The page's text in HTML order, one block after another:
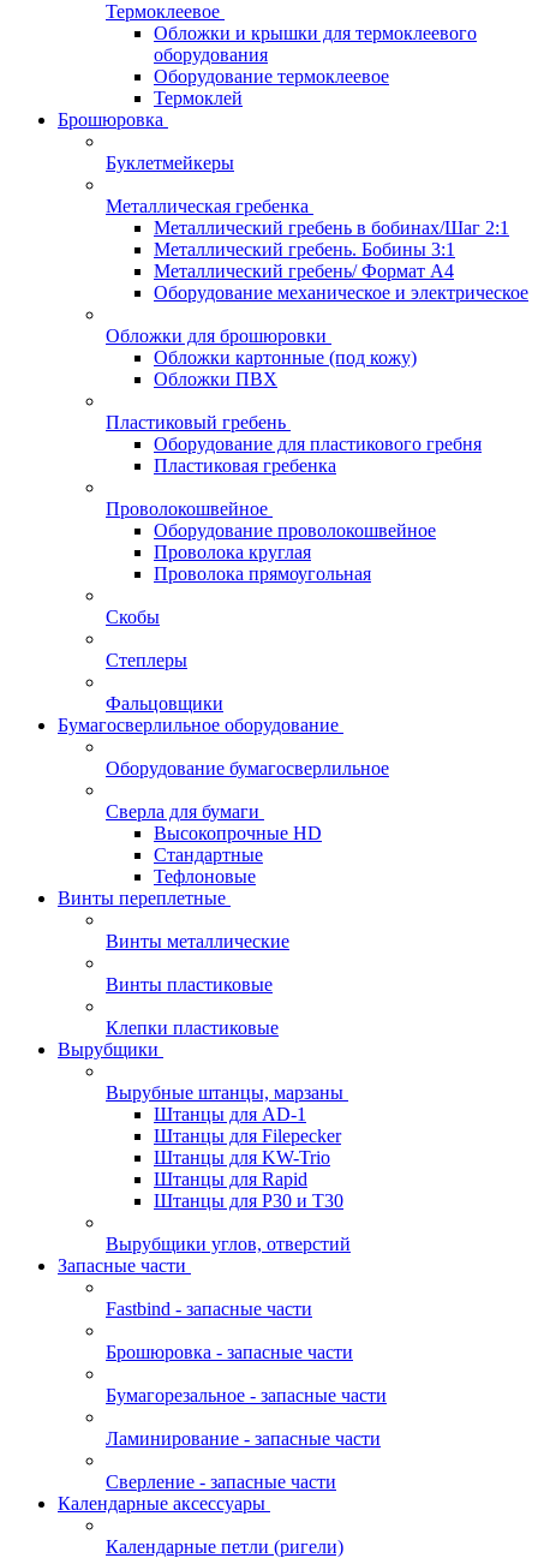
Термоклеевое
Обложки и крышки для термоклеевого
оборудования
Оборудование термоклеевое
Термоклей
Брошюровка
Буклетмейкеры
Металлическая гребенка
Металлический гребень в бобинах/Шаг 2:1
Металлический гребень. Бобины 3:1
Металлический гребень/ Формат А4
Оборудование механическое и электрическое
Обложки для брошюровки
Обложки картонные (под кожу)
Обложки ПВХ
Пластиковый гребень
Оборудование для пластикового гребня
Пластиковая гребенка
Проволокошвейное
Оборудование проволокошвейное
Проволока круглая
Проволока прямоугольная
Скобы
Степлеры
Фальцовщики
Бумагосверлильное оборудование
Оборудование бумагосверлильное
Сверла для бумаги
Высокопрочные HD
Стандартные
Тефлоновые
Винты переплетные
Винты металлические
Винты пластиковые
Клепки пластиковые
Вырубщики
Вырубные штанцы, марзаны
Штанцы для AD-1
Штанцы для Filepecker
Штанцы для KW-Trio
Штанцы для Rapid
Штанцы для Р30 и Т30
Вырубщики углов, отверстий
Запасные части
Fastbind - запасные части
Брошюровка - запасные части
Бумагорезальное - запасные части
Ламинирование - запасные части
Сверление - запасные части
Календарные аксессуары
Календарные петли (ригели)